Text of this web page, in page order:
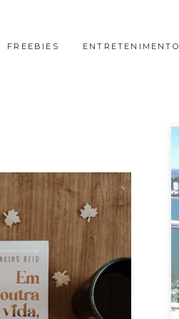
FREEBIES ENTRETENIMENTO